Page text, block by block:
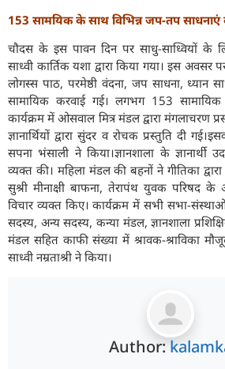
153 सामयिक के साथ विभिन्न जप-तप साधनाएं
चौदस के इस पावन दिन पर साधु-साध्वियों के
साध्वी कार्तिक यशा द्वारा किया गया। इस अवसर
लोगस्स पाठ, परमेष्ठी वंदना, जप साधना, ध्यान
सामायिक करवाई गई। लगभग 153
कार्यक्रम में ओसवाल मित्र मंडल द्वारा मंगलाचरण
ज्ञानार्थियों द्वारा सुंदर व रोचक प्रस्तुति दी
सपना भंसाली ने किया।ज्ञानशाला के ज्ञानार्थी
व्यक्त की। महिला मंडल की बहनों ने गीतिका
सुश्री मीनाक्षी बाफना, तेरापंथ युवक परिषद
विचार व्यक्त किए। कार्यक्रम में सभी सभा-
सदस्य, अन्य सदस्य, कन्या मंडल, ज्ञानशाला
मंडल सहित काफी संख्या में श्रावक-श्राविका
साध्वी नम्रताश्री ने किया।
Author: